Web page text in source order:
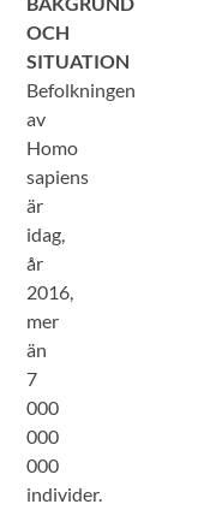
OCH
SITUATION
Befolkningen
av
Homo
sapiens
är
idag,
år
2016,
mer
än
7
000
000
000
individer.